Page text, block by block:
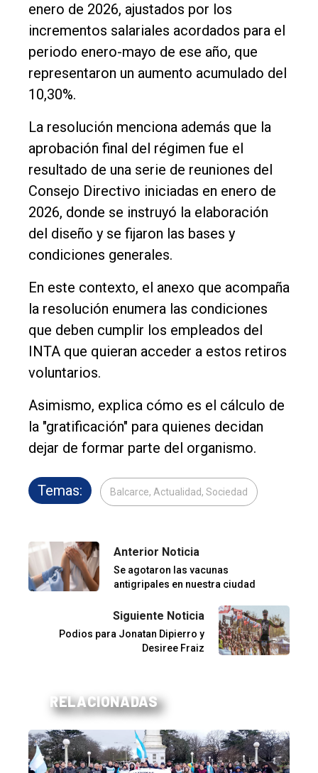
enero de 2026, ajustados por los
incrementos salariales acordados para el
periodo enero-mayo de ese año, que
representaron un aumento acumulado del
10,30%.
La resolución menciona además que la
aprobación final del régimen fue el
resultado de una serie de reuniones del
Consejo Directivo iniciadas en enero de
2026, donde se instruyó la elaboración
del diseño y se fijaron las bases y
condiciones generales.
En este contexto, el anexo que acompaña
la resolución enumera las condiciones
que deben cumplir los empleados del
INTA que quieran acceder a estos retiros
voluntarios.
Asimismo, explica cómo es el cálculo de
la "gratificación" para quienes decidan
dejar de formar parte del organismo.
Temas: Balcarce, Actualidad, Sociedad
Anterior Noticia
Se agotaron las vacunas
antigripales en nuestra ciudad
Siguiente Noticia
Podios para Jonatan Dipierro y
Desiree Fraiz
RELACIONADAS